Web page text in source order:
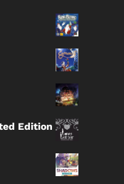
Edition